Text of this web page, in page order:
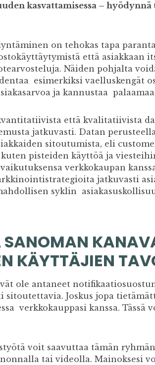
kasvattamisessa –
on tehokas tapa
että asiakkaan
Näiden pohjalta
esimerkiksi vaelluskengät
ja kannustaa
että kvalitatiivista
jatkuvasti. Datan
sitoutumista, eli
pisteiden käyttöä ja
verkkokaupan
jatkuvasti
syklin
KÄYTTÄJIEN
ole antaneet
Joskus jopa
verkkokauppasi kanssa. Tässä
voit saavuttaa tämän
tai videolla. Mainoksesi